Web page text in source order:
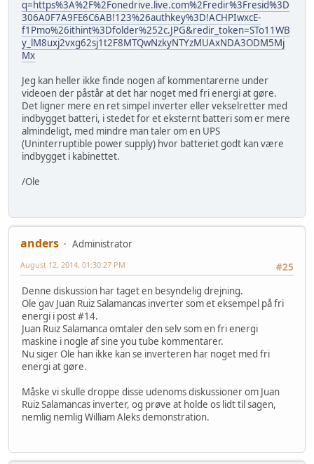
q=https%3A%2F%2Fonedrive.live.com%2Fredir%3Fresid%3D
306A0F7A9FE6C6AB!123%26authkey%3D!ACHPIwxcE-
f1Pmo%26ithint%3Dfolder%252c.JPG&redir_token=STo11WB
y_lM8uxj2vxg62sj1t2F8MTQwNzkyNTYzMUAxNDA3ODM5Mj
Mx
Jeg kan heller ikke finde nogen af kommentarerne under
videoen der påstår at det har noget med fri energi at gøre.
Det ligner mere en ret simpel inverter eller vekselretter med
indbygget batteri, i stedet for et eksternt batteri som er mere
almindeligt, med mindre man taler om en UPS
(Uninterruptible power supply) hvor batteriet godt kan være
indbygget i kabinettet.
/Ole
anders
Administrator
#25
August 12, 2014, 01:30:27 PM
Denne diskussion har taget en besyndelig drejning.
Ole gav Juan Ruiz Salamancas inverter som et eksempel på fri
energi i post #14.
Juan Ruiz Salamanca omtaler den selv som en fri energi
maskine i nogle af sine you tube kommentarer.
Nu siger Ole han ikke kan se inverteren har noget med fri
energi at gøre.
Måske vi skulle droppe disse udenoms diskussioner om Juan
Ruiz Salamancas inverter, og prøve at holde os lidt til sagen,
nemlig nemlig William Aleks demonstration.